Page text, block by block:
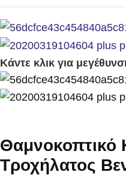
Κάντε κλικ για
Θαμνοκοπτικό
Τροχήλατος